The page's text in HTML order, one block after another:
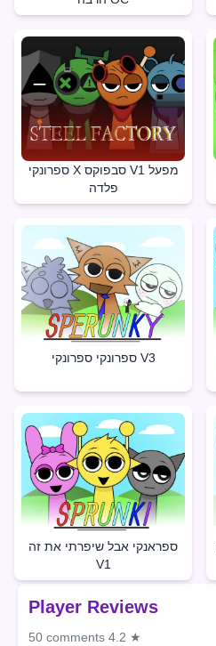
ספרונקי X סבפוקס V1 מפעל
פלדה
ספרונקי ספרונקי V3
ספראנקי אבל שיפרתי את זה
V1
Player Reviews
50 comments 4.2 ★